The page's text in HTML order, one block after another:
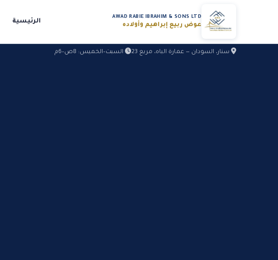
سنار، السودان — عمارة الباه، مربع 23 السبت–الخميس: 8ص–6م
AWAD RABIE IBRAHIM & SONS LTD
عوض ربيع إبراهيم وأولاده
الرئيسية